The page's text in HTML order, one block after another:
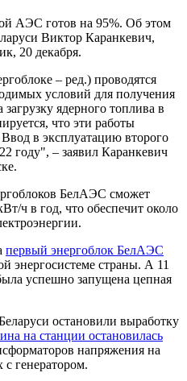
АЭС готов на 95%. Об этом
Виктор Каранкевич,
20 декабря.
– ред.) проводятся
условий для получения
ядерного топлива в
что эти работы
в эксплуатацию второго
году", – заявил Каранкевич
БелАЭС сможет
ч в год, что обеспечит около
первый энергоблок БелАЭС
энергосистеме страны. А 11
успешно запущена цепная
остановили выработку
на станции остановилась
напряжения на
с генератором.